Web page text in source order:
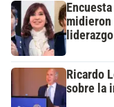
Ricardo
sobre la